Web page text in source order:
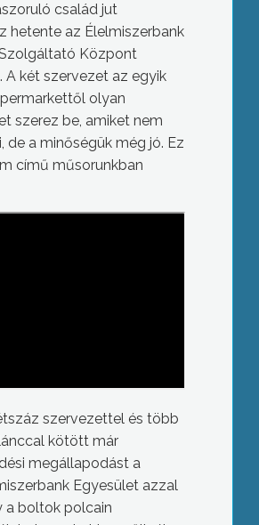
család jut
hetente az Élelmiszerbank
Központ
A két szervezet az egyik
olyan
szerez be, amiket nem
de a minőségük még jó. Ez
című műsorunkban
szervezettel és több
kötött már
megállapodást a
Egyesület azzal
a boltok polcain